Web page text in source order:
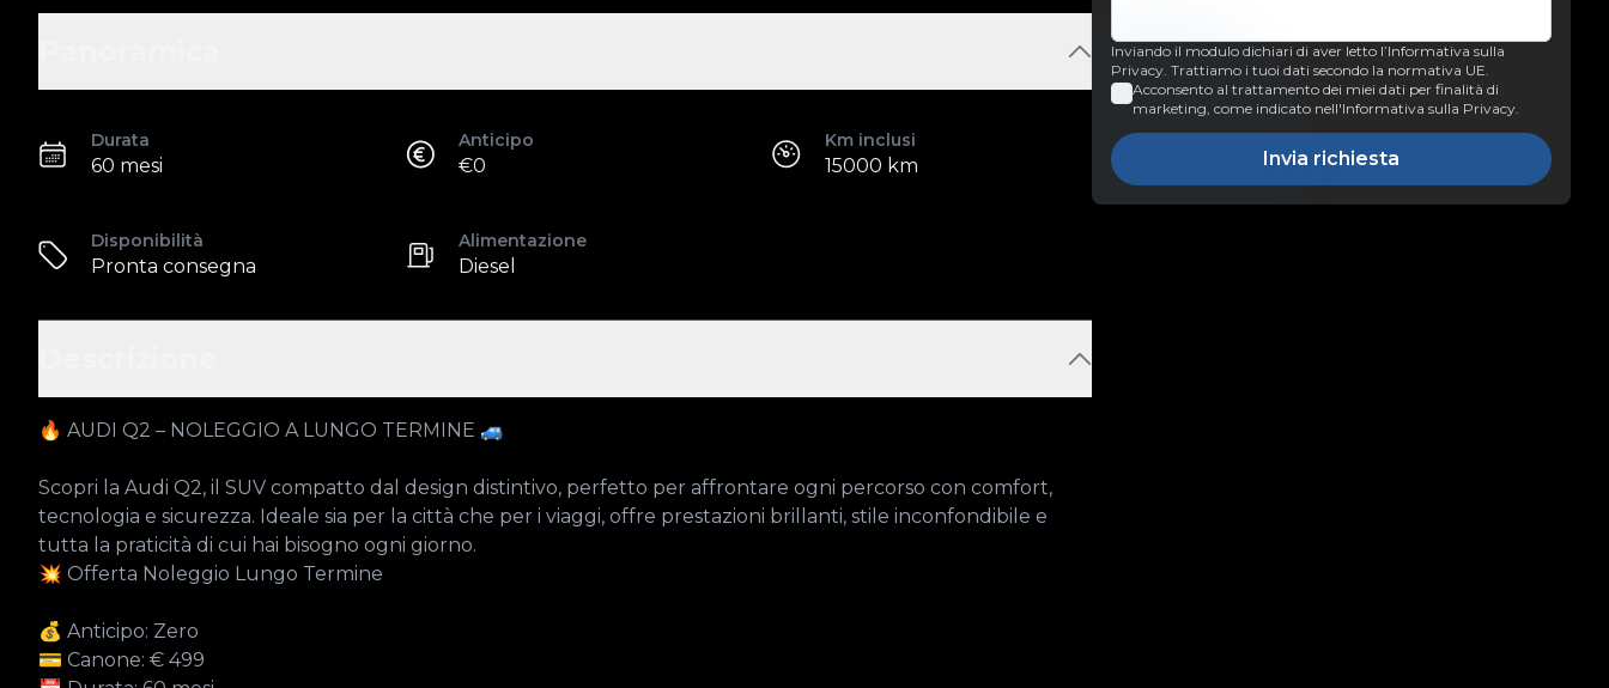
Durata
60 mesi
Anticipo
€0
Km inclusi
15000 km
Disponibilità
Pronta consegna
Alimentazione
Diesel
🔥 AUDI Q2 – NOLEGGIO A LUNGO TERMINE 🚙
Scopri la Audi Q2, il SUV compatto dal design distintivo, perfetto per affrontare ogni percorso con comfort,
tecnologia e sicurezza. Ideale sia per la città che per i viaggi, offre prestazioni brillanti, stile inconfondibile e
tutta la praticità di cui hai bisogno ogni giorno.
💥 Offerta Noleggio Lungo Termine
💰 Anticipo: Zero
💳 Canone: € 499
Inviando il modulo dichiari di aver letto l’Informativa sulla
Privacy. Trattiamo i tuoi dati secondo la normativa UE.
Acconsento al trattamento dei miei dati per finalità di
marketing, come indicato nell'Informativa sulla Privacy.
Invia richiesta